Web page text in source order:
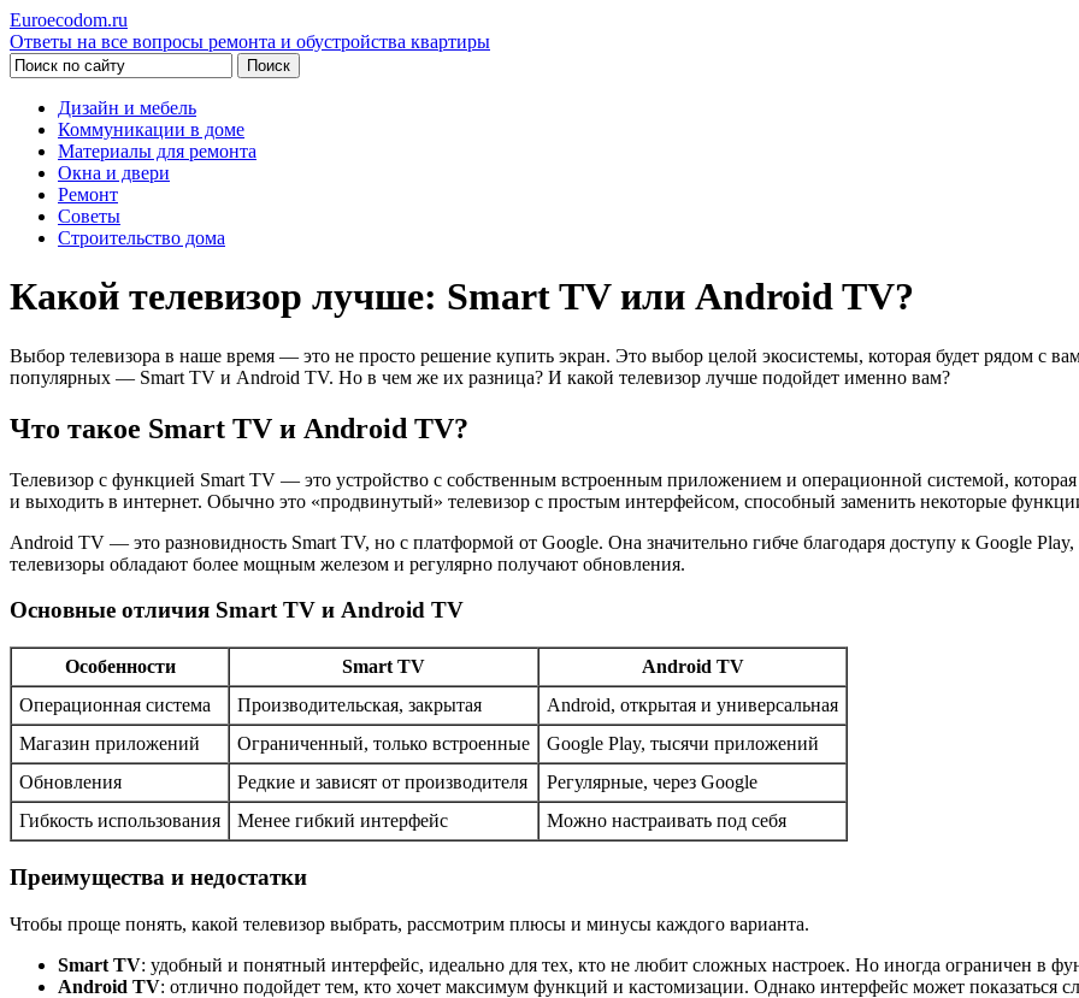
Euroecodom.ru
Ответы на все вопросы ремонта и обустройства квартиры
Дизайн и мебель
Коммуникации в доме
Материалы для ремонта
Окна и двери
Ремонт
Советы
Строительство дома
Какой телевизор лучше: Smart TV или Android TV?
Выбор телевизора в наше время — это не просто решение купить экран. Это выбор целой экосистемы, которая будет рядом с
популярных — Smart TV и Android TV. Но в чем же их разница? И какой телевизор лучше подойдет именно вам?
Что такое Smart TV и Android TV?
Телевизор с функцией Smart TV — это устройство с собственным встроенным приложением и операционной системой,
и выходить в интернет. Обычно это «продвинутый» телевизор с простым интерфейсом, способный заменить некоторые
Android TV — это разновидность Smart TV, но с платформой от Google. Она значительно гибче благодаря доступу к Google
телевизоры обладают более мощным железом и регулярно получают обновления.
Основные отличия Smart TV и Android TV
Особенности Smart TV
Android TV
Операционная система
Производительская, закрытая
Android, открытая и универсальная
Магазин приложений
Ограниченный, только встроенные
Google Play, тысячи приложений
Обновления
Редкие и зависят от производителя
Регулярные, через Google
Гибкость использования
Менее гибкий интерфейс Можно настраивать под себя
Преимущества и недостатки
Чтобы проще понять, какой телевизор выбрать, рассмотрим плюсы и минусы каждого варианта.
Smart TV: удобный и понятный интерфейс, идеально для тех, кто не любит сложных настроек. Но иногда ограничен в
Android TV: отлично подойдет тем, кто хочет максимум функций и кастомизации. Однако интерфейс может показаться